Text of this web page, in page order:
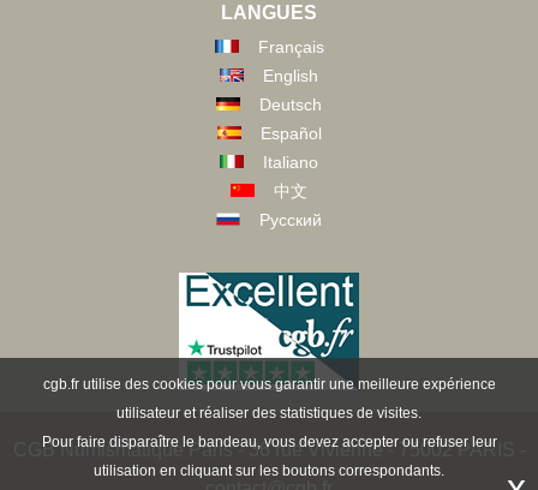
LANGUES
Français
English
Deutsch
Español
Italiano
中文
Русский
CGB Numismatique Paris - 36 rue Vivienne - 75002 PARIS -
cgb.fr utilise des cookies pour vous garantir une meilleure expérience
utilisateur et réaliser des statistiques de visites.
Pour faire disparaître le bandeau, vous devez accepter ou refuser leur
utilisation en cliquant sur les boutons correspondants.